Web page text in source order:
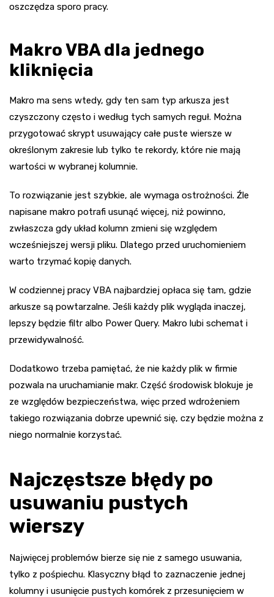
oszczędza sporo pracy.
Makro VBA dla jednego
kliknięcia
Makro ma sens wtedy, gdy ten sam typ arkusza jest
czyszczony często i według tych samych reguł. Można
przygotować skrypt usuwający całe puste wiersze w
określonym zakresie lub tylko te rekordy, które nie mają
wartości w wybranej kolumnie.
To rozwiązanie jest szybkie, ale wymaga ostrożności. Źle
napisane makro potrafi usunąć więcej, niż powinno,
zwłaszcza gdy układ kolumn zmieni się względem
wcześniejszej wersji pliku. Dlatego przed uruchomieniem
warto trzymać kopię danych.
W codziennej pracy VBA najbardziej opłaca się tam, gdzie
arkusze są powtarzalne. Jeśli każdy plik wygląda inaczej,
lepszy będzie filtr albo Power Query. Makro lubi schemat i
przewidywalność.
Dodatkowo trzeba pamiętać, że nie każdy plik w firmie
pozwala na uruchamianie makr. Część środowisk blokuje je
ze względów bezpieczeństwa, więc przed wdrożeniem
takiego rozwiązania dobrze upewnić się, czy będzie można z
niego normalnie korzystać.
Najczęstsze błędy po
usuwaniu pustych
wierszy
Najwięcej problemów bierze się nie z samego usuwania,
tylko z pośpiechu. Klasyczny błąd to zaznaczenie jednej
kolumny i usunięcie pustych komórek z przesunięciem w